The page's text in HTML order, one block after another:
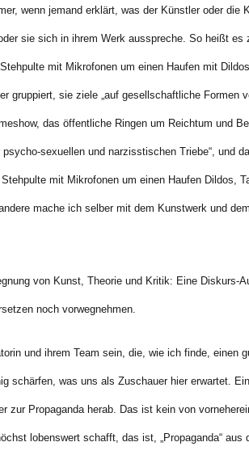
wenn jemand erklärt, was der Künstler oder die
sie sich in ihrem Werk ausspreche. So heißt es
mit Mikrofonen um einen Haufen mit Dildos,
gruppiert, sie ziele „auf gesellschaftliche Formen
das öffentliche Ringen um Reichtum und
sexuellen und narzisstischen Triebe“, und
mit Mikrofonen um einen Haufen Dildos,
mache ich selber mit dem Kunstwerk und
von Kunst, Theorie und Kritik: Eine Diskurs-
noch vorwegnehmen.
und ihrem Team sein, die, wie ich finde, einen
schärfen, was uns als Zuschauer hier erwartet.
zur Propaganda herab. Das ist kein von
lobenswert schafft, das ist, „Propaganda“ aus